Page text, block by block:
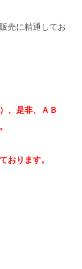
売に精通してお
、是非、ＡＢ
おります。